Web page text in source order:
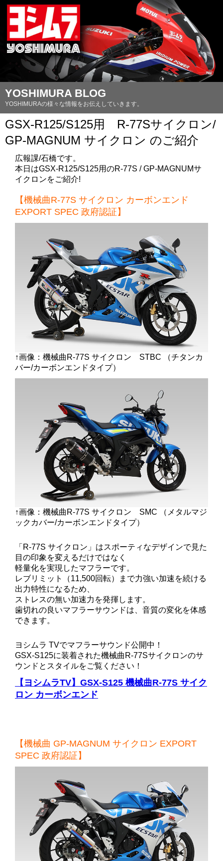
YOSHIMURA BLOG
YOSHIMURAの様々な情報をお伝えしていきます。
GSX-R125/S125用 R-77Sサイクロン/
GP-MAGNUM サイクロン のご紹介
広報課/石橋です。
本日はGSX-R125/S125用のR-77S / GP-MAGNUMサ
イクロンをご紹介!
【機械曲R-77S サイクロン カーボンエンド
EXPORT SPEC 政府認証】
↑画像：機械曲R-77S サイクロン STBC （チタンカ
バー/カーボンエンドタイプ）
↑画像：機械曲R-77S サイクロン SMC （メタルマジ
ックカバー/カーボンエンドタイプ）
「R-77S サイクロン」はスポーティなデザインで見た
目の印象を変えるだけではなく
軽量化を実現したマフラーです。
レブリミット（11,500回転）まで力強い加速を続ける
出力特性になるため、
ストレスの無い加速力を発揮します。
歯切れの良いマフラーサウンドは、音質の変化を体感
できます。
ヨシムラ TVでマフラーサウンド公開中！
GSX-S125に装着された機械曲R-77Sサイクロンのサ
ウンドとスタイルをご覧ください！
【ヨシムラTV】GSX-S125 機械曲R-77S サイク
ロン カーボンエンド
【機械曲 GP-MAGNUM サイクロン EXPORT
SPEC 政府認証】